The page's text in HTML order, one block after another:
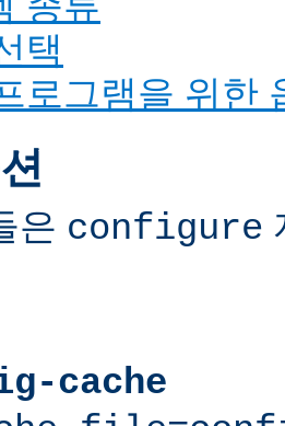
택
로그램을 위한
은 configure
cache